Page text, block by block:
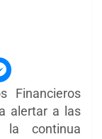
Financieros
alertar a las
la continua